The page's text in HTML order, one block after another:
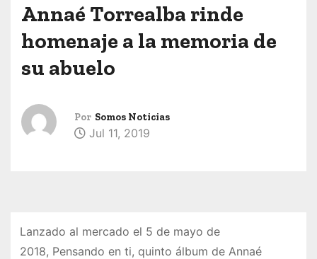
Annaé Torrealba rinde
homenaje a la memoria de
su abuelo
Por Somos Noticias
Jul 11, 2019
Lanzado al mercado el 5 de mayo de
2018, Pensando en ti, quinto álbum de Annaé